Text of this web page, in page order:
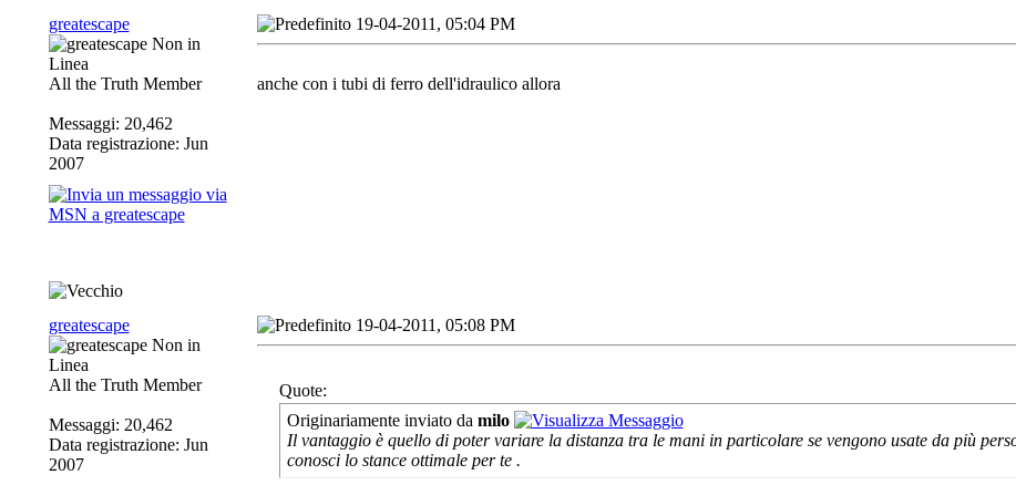
greatescape
All the Truth Member
Messaggi: 20,462
Data registrazione: Jun
2007
19-04-2011, 05:04 PM
anche con i tubi di ferro dell'idraulico allora
greatescape
All the Truth Member
Messaggi: 20,462
Data registrazione: Jun
2007
19-04-2011, 05:08 PM
Quote:
Originariamente inviato da milo
Il vantaggio è quello di poter variare la distanza tra le mani in particolare se vengono usate da più
conosci lo stance ottimale per te .